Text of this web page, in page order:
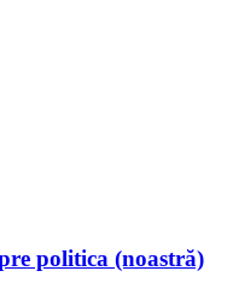
politica (noastră)